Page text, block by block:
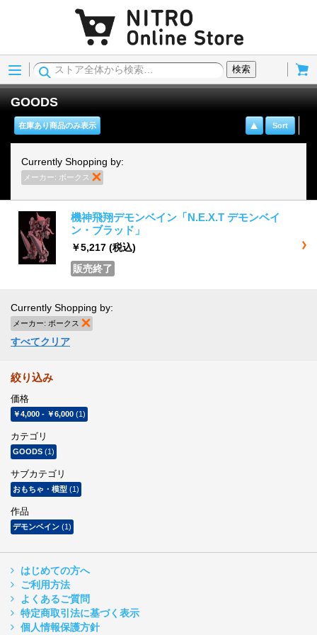
Menu
検索
GOODS
Sort
在庫あり商品のみ表示
Currently Shopping by:
メーカー: ボークス
機神飛翔デモンベイン「N.E.X.T デモンベイ
ン・ブラッド」
￥5,217 (税込)
販売終了
Currently Shopping by:
メーカー: ボークス
すべてクリア
絞り込み
価格
￥4,000 - ￥6,000 (1)
カテゴリ
GOODS (1)
サブカテゴリ
おもちゃ・模型 (1)
作品
デモンベイン (1)
はじめての方へ
ご利用方法
よくあるご質問
特定商取引法に基づく表示
個人情報保護方針